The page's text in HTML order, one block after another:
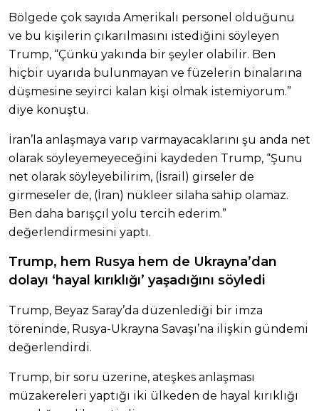
Bölgede çok sayıda Amerikalı personel olduğunu
ve bu kişilerin çıkarılmasını istediğini söyleyen
Trump, “Çünkü yakında bir şeyler olabilir. Ben
hiçbir uyarıda bulunmayan ve füzelerin binalarına
düşmesine seyirci kalan kişi olmak istemiyorum.”
diye konuştu.
İran’la anlaşmaya varıp varmayacaklarını şu anda net
olarak söyleyemeyeceğini kaydeden Trump, “Şunu
net olarak söyleyebilirim, (İsrail) girseler de
girmeseler de, (İran) nükleer silaha sahip olamaz.
Ben daha barışçıl yolu tercih ederim.”
değerlendirmesini yaptı.
Trump, hem Rusya hem de Ukrayna’dan
dolayı ‘hayal kırıklığı’ yaşadığını söyledi
Trump, Beyaz Saray’da düzenlediği bir imza
töreninde, Rusya-Ukrayna Savaşı’na ilişkin gündemi
değerlendirdi.
Trump, bir soru üzerine, ateşkes anlaşması
müzakereleri yaptığı iki ülkeden de hayal kırıklığı